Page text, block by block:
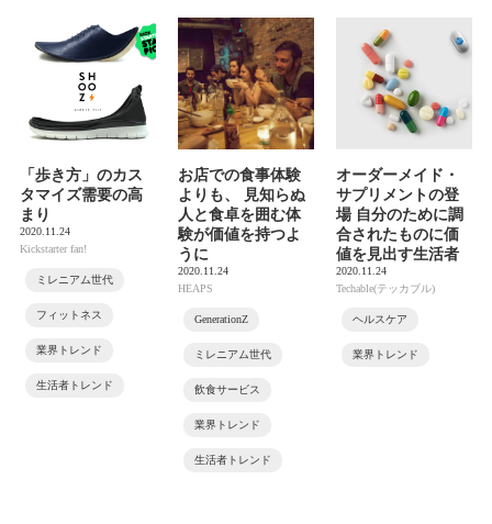
「歩き方」のカス
タマイズ需要の高
まり
2020.11.24
Kickstarter fan!
ミレニアム世代
フィットネス
業界トレンド
生活者トレンド
お店での食事体験
よりも、 見知らぬ
人と食卓を囲む体
験が価値を持つよ
うに
2020.11.24
HEAPS
GenerationZ
ミレニアム世代
飲食サービス
業界トレンド
生活者トレンド
オーダーメイド・
サプリメントの登
場 自分のために調
合されたものに価
値を見出す生活者
2020.11.24
Techable(テッカブル)
ヘルスケア
業界トレンド